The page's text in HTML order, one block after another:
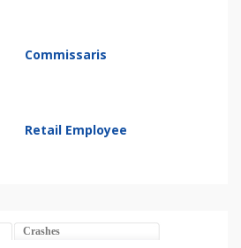
Commissaris
Retail Employee
Crashes